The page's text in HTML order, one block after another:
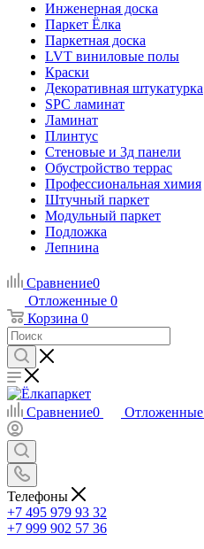
Инженерная доска
Паркет Ёлка
Паркетная доска
LVT виниловые полы
Краски
Декоративная штукатурка
SPC ламинат
Ламинат
Плинтус
Стеновые и 3д панели
Обустройство террас
Профессиональная химия
Штучный паркет
Модульный паркет
Подложка
Лепнина
Сравнение0
Отложенные 0
Корзина 0
Сравнение0 Отложенные
Телефоны
+7 495 979 93 32
+7 999 902 57 36